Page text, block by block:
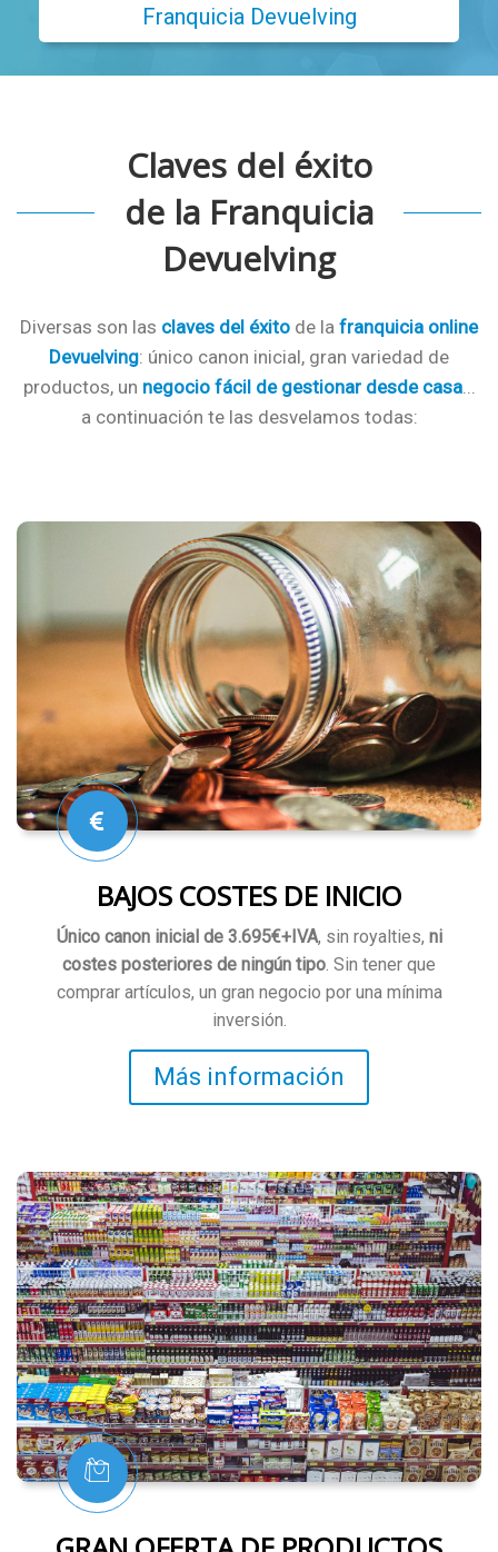
Franquicia Devuelving
Claves del éxito
de la Franquicia
Devuelving
Diversas son las claves del éxito de la franquicia online
Devuelving: único canon inicial, gran variedad de
productos, un negocio fácil de gestionar desde casa...
a continuación te las desvelamos todas:
BAJOS COSTES DE INICIO
Único canon inicial de 3.695€+IVA, sin royalties, ni
costes posteriores de ningún tipo. Sin tener que
comprar artículos, un gran negocio por una mínima
inversión.
Más información